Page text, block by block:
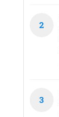
2
3